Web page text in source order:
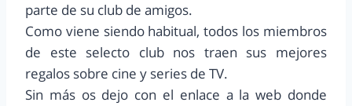
parte de su club de amigos.
Como viene siendo habitual, todos los miembros
de este selecto club nos traen sus mejores
regalos sobre cine y series de TV.
Sin más os dejo con el enlace a la web donde